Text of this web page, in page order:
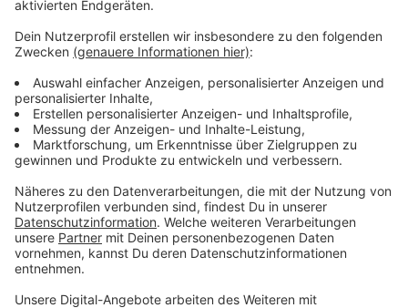
keinesfalls Willkür, fand die Strafkammer. Die drei
Berufsrichter und die beiden Schöffen seien nicht
befangen.
Anzeige
Der Prozess wird am 16. Juni fortgesetzt
Anzeige
Also geht das Verfahren gegen den Kinderpsychiater
wie geplant am 16. Juni weiter. Er ist wegen
Körperverletzung in 36 Fällen angeklagt. Er soll